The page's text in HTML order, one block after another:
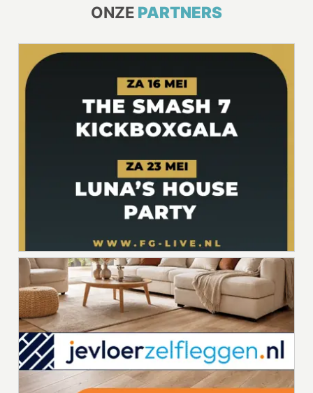
ONZE PARTNERS